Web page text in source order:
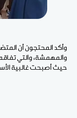
وأكد المحتجون أن
والمهمشة، والتي
حيث أصبحت غالبية